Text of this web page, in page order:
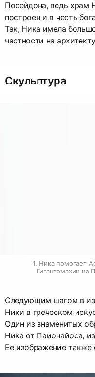
Посейдона, ведь храм
построен и в честь
Так, Ника имела
частности на
Скульптура
1. Ника помогает
Гигантомахии из
Следующим шагом в
Ники в греческом
Один из знаменитых
Ника от Паионайоса,
Ее изображение также